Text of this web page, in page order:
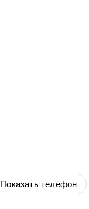
Показать телефон